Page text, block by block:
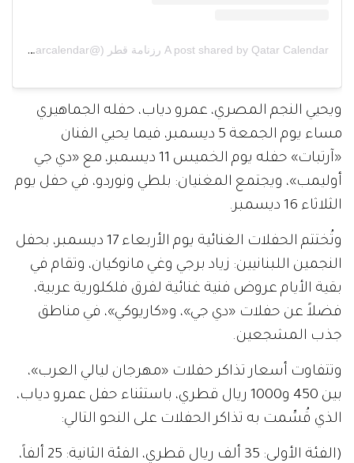
A post shared by Qatar Calendar رزنامة قطر (@qatarcalendar)
ويحيي النجم المصري، عمرو دياب، حفله الجماهيري
مساء يوم الجمعة 5 ديسمبر، فيما يحيي الفنان
«آرتبات» حفله يوم الخميس 11 ديسمبر، مع «دي جي
أوليمب»، ويجتمع المغنيان: بلطي ونوردو، في حفل يوم
الثلاثاء 16 ديسمبر.
وتُختتم الحفلات الغنائية يوم الأربعاء 17 ديسمبر، بحفل
النجمين اللبنانيين: زياد برجي وغي مانوكيان، وتقام في
بقية الأيام عروض فنية غنائية لفرق فلكلورية عربية،
فضلاً عن حفلات «دي جي»، و«كاريوكي»، في مناطق
جذب المشجعين.
وتتفاوت أسعار تذاكر حفلات «مهرجان ليالي العرب»،
بين 450 و1000 ريال قطري، باستثناء حفل عمرو دياب،
الذي قُسِّمت به تذاكر الحفلات على النحو التالي:
(الفئة الأولى: 35 ألف ريال قطري، الفئة الثانية: 25 ألفاً،